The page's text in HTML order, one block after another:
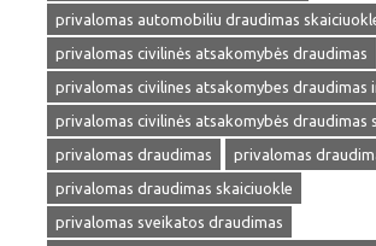
privalomas automobiliu draudimas
privalomas civilinės atsakomybės draudimas
privalomas civilines atsakomybes draudimas
privalomas civilinės atsakomybės draudimas
privalomas draudimas
privalomas
privalomas draudimas skaiciuokle
privalomas sveikatos draudimas